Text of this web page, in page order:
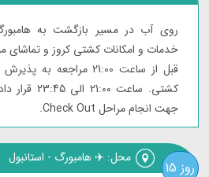
روی آب در مسیر بازگشت به
خدمات و امکانات کشتی کروز و تماشای
قبل از ساعت 21:00
کشتی. ساعت
جهت انجام مراحل Check Out.
روز 15
محل: ✈️ هامبورگ - استانبول